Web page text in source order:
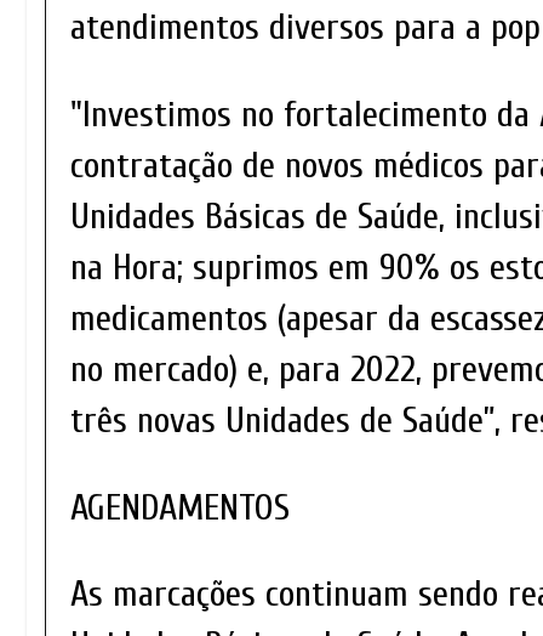
atendimentos diversos para a
"Investimos no fortalecimento da
contratação de novos médicos
Unidades Básicas de Saúde,
na Hora; suprimos em 90% os
medicamentos (apesar da
no mercado) e, para 2022,
três novas Unidades de Saúde”,
AGENDAMENTOS
As marcações continuam sendo